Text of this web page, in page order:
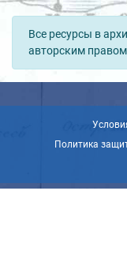
Все ресурсы в
авторским
Политика